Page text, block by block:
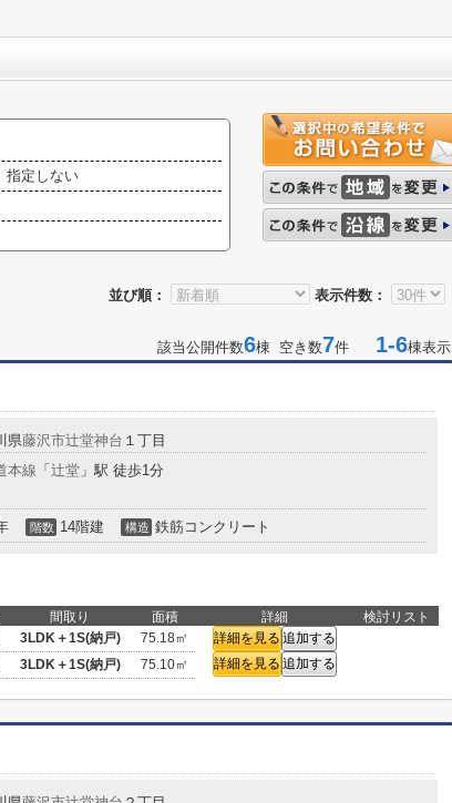
指定しない
並び順： 表示件数：
該当公開件数6棟 空き数7件 1-6棟表示
県藤沢市辻堂神台 １丁目
本線 「 辻堂 」駅 徒歩1分
階数 14階建 構造 鉄筋コンクリート
間取り 面積 詳細
検討リスト
3LDK＋1S(納戸) 75.18㎡ 詳細を見る 追加する
3LDK＋1S(納戸) 75.10㎡ 詳細を見る 追加する